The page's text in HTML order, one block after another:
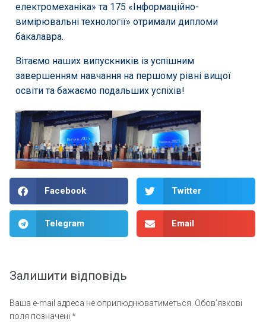
електромеханіка» та 175 «Інформаційно-
вимірювальні технології» отримали дипломи
бакалавра.
Вітаємо наших випускників із успішним
завершенням навчання на першому рівні вищої
освіти та бажаємо подальших успіхів!
Facebook Twitter
Telegram Email
Залишити відповідь
Ваша e-mail адреса не оприлюднюватиметься. Обов’язкові
поля позначені *